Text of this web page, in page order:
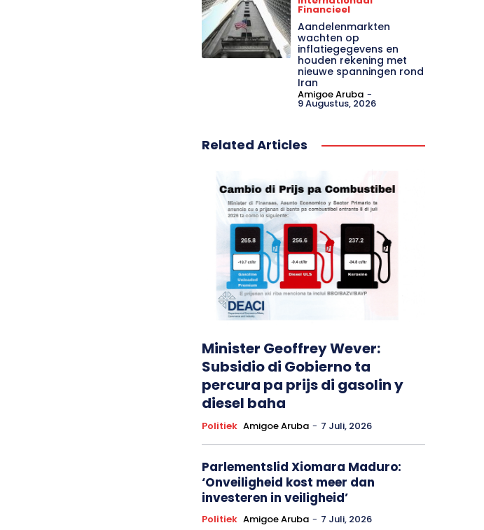
Financieel
Aandelenmarkten
wachten op
inflatiegegevens en
houden rekening met
nieuwe spanningen rond
Iran
Amigoe Aruba -
9 Augustus, 2026
Related Articles
Minister Geoffrey Wever:
Subsidio di Gobierno ta
percura pa prijs di gasolin y
diesel baha
Politiek Amigoe Aruba - 7 Juli, 2026
Parlementslid Xiomara Maduro:
‘Onveiligheid kost meer dan
investeren in veiligheid’
Politiek Amigoe Aruba - 7 Juli, 2026